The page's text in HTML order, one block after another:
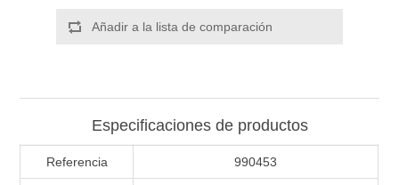
Añadir a la lista de comparación
Especificaciones de productos
Referencia 990453